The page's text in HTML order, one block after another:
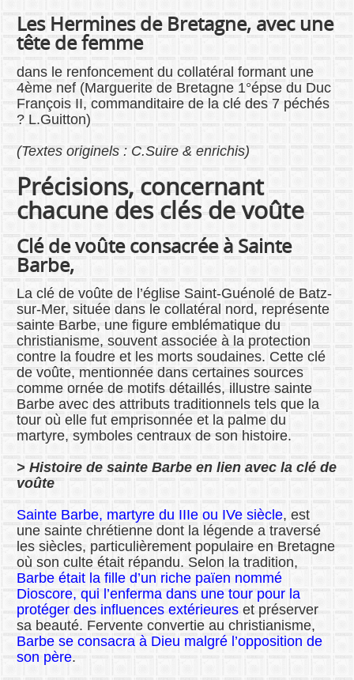
Les Hermines de Bretagne, avec une
tête de femme
dans le renfoncement du collatéral formant une
4ème nef (Marguerite de Bretagne 1°épse du Duc
François II, commanditaire de la clé des 7 péchés
? L.Guitton)
(Textes originels : C.Suire & enrichis)
Précisions, concernant
chacune des clés de voûte
Clé de voûte consacrée à Sainte
Barbe,
La clé de voûte de l’église Saint-Guénolé de Batz-
sur-Mer, située dans le collatéral nord, représente
sainte Barbe, une figure emblématique du
christianisme, souvent associée à la protection
contre la foudre et les morts soudaines. Cette clé
de voûte, mentionnée dans certaines sources
comme ornée de motifs détaillés, illustre sainte
Barbe avec des attributs traditionnels tels que la
tour où elle fut emprisonnée et la palme du
martyre, symboles centraux de son histoire.
> Histoire de sainte Barbe en lien avec la clé de
voûte
Sainte Barbe, martyre du IIIe ou IVe siècle, est
une sainte chrétienne dont la légende a traversé
les siècles, particulièrement populaire en Bretagne
où son culte était répandu. Selon la tradition,
Barbe était la fille d’un riche païen nommé
Dioscore, qui l’enferma dans une tour pour la
protéger des influences extérieures et préserver
sa beauté. Fervente convertie au christianisme,
Barbe se consacra à Dieu malgré l’opposition de
son père.